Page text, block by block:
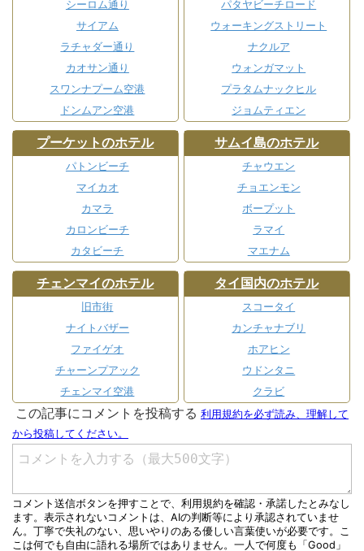
シーロム通り
サイアム
ラチャダー通り
カオサン通り
スワンナプーム空港
ドンムアン空港
パタヤビーチロード
ウォーキングストリート
ナクルア
ウォンガマット
プラタムナックヒル
ジョムティエン
プーケットのホテル
パトンビーチ
マイカオ
カマラ
カロンビーチ
カタビーチ
サムイ島のホテル
チャウエン
チョエンモン
ボープット
ラマイ
マエナム
チェンマイのホテル
旧市街
ナイトバザー
ファイゲオ
チャーンプアック
チェンマイ空港
タイ国内のホテル
スコータイ
カンチャナブリ
ホアヒン
ウドンタニ
クラビ